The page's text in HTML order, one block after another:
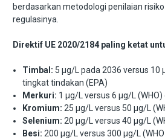
berdasarkan metodologi penilaian
regulasinya.
Direktif UE 2020/2184 paling ketat
Timbal: 5 μg/L pada 2036 versus 10
tingkat tindakan (EPA)
Merkuri: 1 μg/L versus 6 μg/L
Kromium: 25 μg/L versus 50 μg/L
Selenium: 20 μg/L versus 40 μg/L
Besi: 200 μg/L versus 300 μg/L